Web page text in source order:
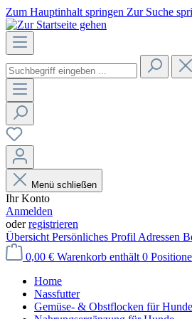
Zum Hauptinhalt springen Zur Suche
Menü schließen
Ihr Konto
Anmelden
oderregistrieren
Übersicht Persönliches Profil Adressen
0,00 € Warenkorb enthält 0
Home
Nassfutter
Gemüse- & Obstflocken für Hunde